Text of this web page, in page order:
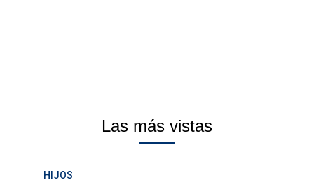
Las más vistas
HIJOS